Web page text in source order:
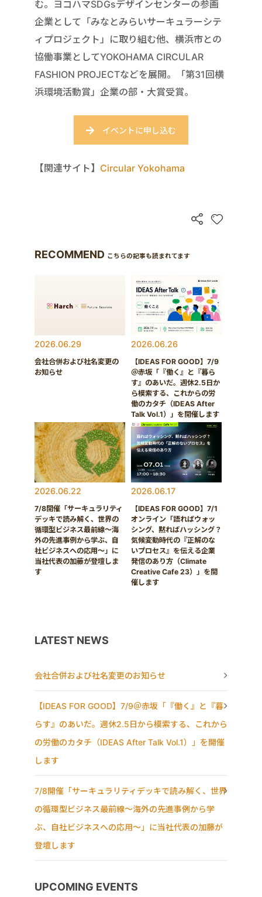
む。ヨコハマSDGsデザインセンターの参画
企業として「みなとみらいサーキュラーシテ
ィプロジェクト」に取り組む他、横浜市との
協働事業としてYOKOHAMA CIRCULAR
FASHION PROJECTなどを展開。「第31回横
浜環境活動賞」企業の部・大賞受賞。
イベントに申し込む
【関連サイト】 Circular Yokohama
RECOMMEND こちらの記事も読まれてます
2026.06.29
会社合併および社名変更の
お知らせ
2026.06.26
【IDEAS FOR GOOD】7/9
＠赤坂「『働く』と『暮ら
す』のあいだ。週休2.5日か
ら模索する、これからの労
働のカタチ（IDEAS After
Talk Vol.1）」を開催します
2026.06.22
7/8開催「サーキュラリティ
デッキで読み解く、世界の
循環型ビジネス最前線〜海
外の先進事例から学ぶ、自
社ビジネスへの応用〜」に
当社代表の加藤が登壇しま
す
2026.06.17
【IDEAS FOR GOOD】7/1
オンライン「語ればウォッ
シング、黙ればハッシング？
気候変動時代の『正解のな
いプロセス』を伝える企業
発信のあり方（Climate
Creative Cafe 23）」を開
催します
LATEST NEWS
会社合併および社名変更のお知らせ
【IDEAS FOR GOOD】7/9＠赤坂「『働く』と『暮
らす』のあいだ。週休2.5日から模索する、これから
の労働のカタチ（IDEAS After Talk Vol.1）」を開催
します
7/8開催「サーキュラリティデッキで読み解く、世界
の循環型ビジネス最前線〜海外の先進事例から学
ぶ、自社ビジネスへの応用〜」に当社代表の加藤が
登壇します
UPCOMING EVENTS